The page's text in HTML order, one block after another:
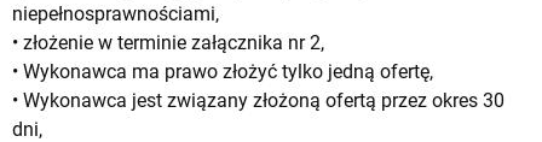
niepełnosprawnościami,
• złożenie w terminie załącznika nr 2,
• Wykonawca ma prawo złożyć tylko jedną ofertę,
• Wykonawca jest związany złożoną ofertą przez okres 30
dni,